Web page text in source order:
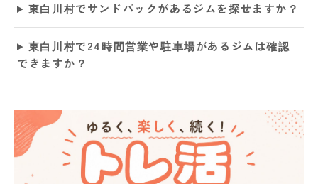
東白川村でサンドバックがあるジムを探せますか？
東白川村で24時間営業や駐車場があるジムは確認
できますか？